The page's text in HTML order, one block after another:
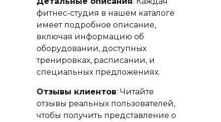
фитнес-студия в нашем каталоге
имеет подробное описание,
включая информацию об
оборудовании, доступных
тренировках, расписании, и
специальных предложениях.
Отзывы клиентов: Читайте
отзывы реальных пользователей,
чтобы получить представление о